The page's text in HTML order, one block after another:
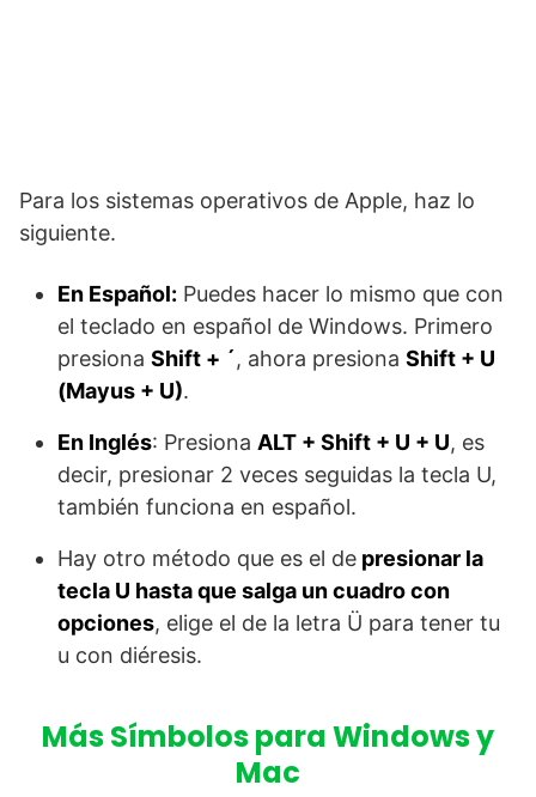
Para los sistemas operativos de Apple, haz lo
siguiente.
En Español: Puedes hacer lo mismo que con
el teclado en español de Windows. Primero
presiona Shift + ´, ahora presiona Shift + U
(Mayus + U).
En Inglés: Presiona ALT + Shift + U + U, es
decir, presionar 2 veces seguidas la tecla U,
también funciona en español.
Hay otro método que es el de presionar la
tecla U hasta que salga un cuadro con
opciones, elige el de la letra Ü para tener tu
u con diéresis.
Más Símbolos para Windows y
Mac